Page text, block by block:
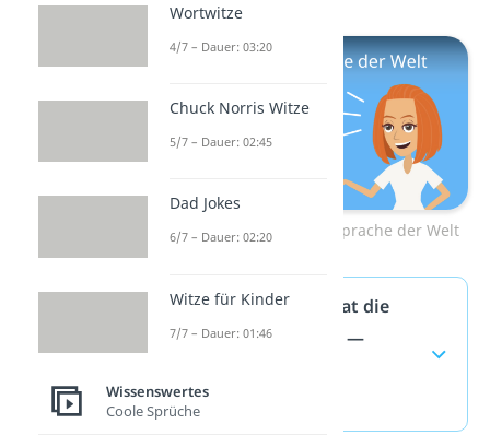
Zum Video: Schwerste Sprache der Welt
Wie viele Wörter hat die
deutsche Sprache? —
(ausklappen)
Wortwitze
4/7 – Dauer: 03:20
Chuck Norris Witze
5/7 – Dauer: 02:45
Dad Jokes
6/7 – Dauer: 02:20
Witze für Kinder
7/7 – Dauer: 01:46
Wissenswertes
Coole Sprüche